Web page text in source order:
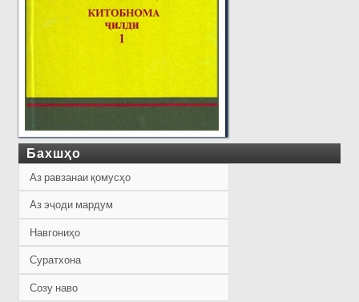
Бахшҳо
Аз равзанаи қомусҳо
Аз эҷоди мардум
Навгониҳо
Суратхона
Созу наво